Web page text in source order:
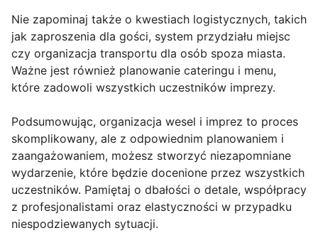
Nie zapominaj także o kwestiach logistycznych, takich
jak zaproszenia dla gości, system przydziału miejsc
czy organizacja transportu dla osób spoza miasta.
Ważne jest również planowanie cateringu i menu,
które zadowoli wszystkich uczestników imprezy.
Podsumowując, organizacja wesel i imprez to proces
skomplikowany, ale z odpowiednim planowaniem i
zaangażowaniem, możesz stworzyć niezapomniane
wydarzenie, które będzie docenione przez wszystkich
uczestników. Pamiętaj o dbałości o detale, współpracy
z profesjonalistami oraz elastyczności w przypadku
niespodziewanych sytuacji.